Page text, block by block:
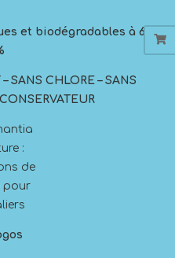
et biodégradables à 60
SANS CHLORE – SANS